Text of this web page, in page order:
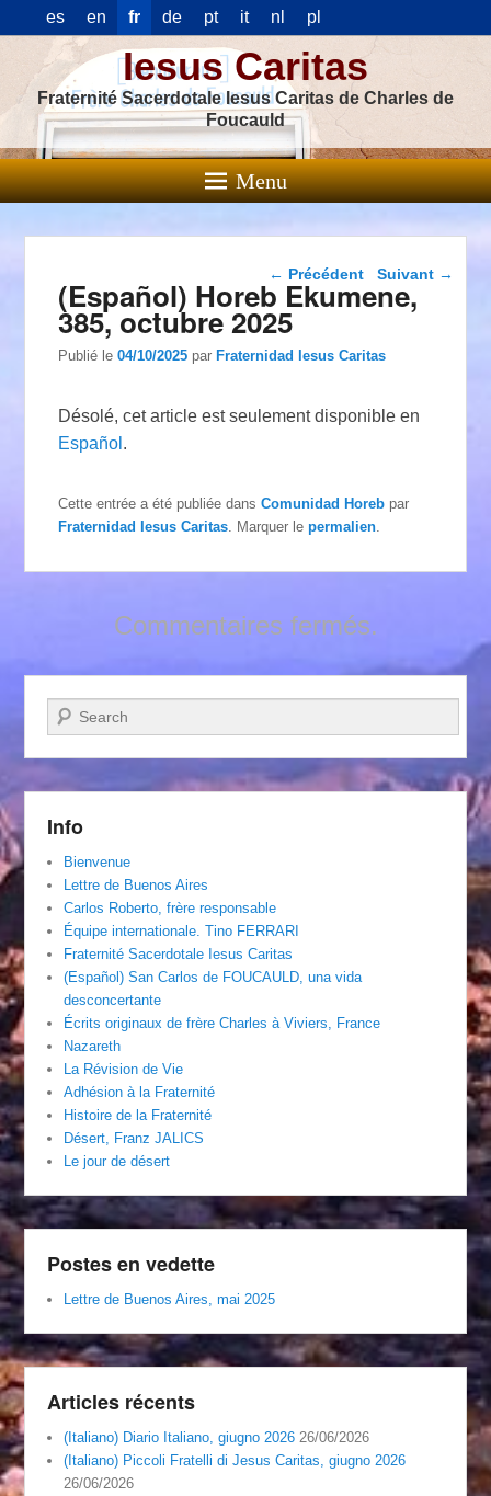
es en fr de pt it nl pl
Iesus Caritas
Fraternité Sacerdotale Iesus Caritas de Charles de
Foucauld
Menu
Navigation dans les
articles
← Précédent Suivant →
(Español) Horeb Ekumene,
385, octubre 2025
Publié le04/10/2025 parFraternidad Iesus Caritas
Désolé, cet article est seulement disponible en
Español .
Cette entrée a été publiée dansComunidad Horeb par
Fraternidad Iesus Caritas . Marquer lepermalien
Commentaires fermés.
Recherche
Info
Bienvenue
Lettre de Buenos Aires
Carlos Roberto, frère responsable
Équipe internationale. Tino FERRARI
Fraternité Sacerdotale Iesus Caritas
(Español) San Carlos de FOUCAULD, una vida
desconcertante
Écrits originaux de frère Charles à Viviers, France
Nazareth
La Révision de Vie
Adhésion à la Fraternité
Histoire de la Fraternité
Désert, Franz JALICS
Le jour de désert
Postes en vedette
Lettre de Buenos Aires, mai 2025
Articles récents
(Italiano) Diario Italiano, giugno 2026 26/06/2026
(Italiano) Piccoli Fratelli di Jesus Caritas, giugno 2026
26/06/2026